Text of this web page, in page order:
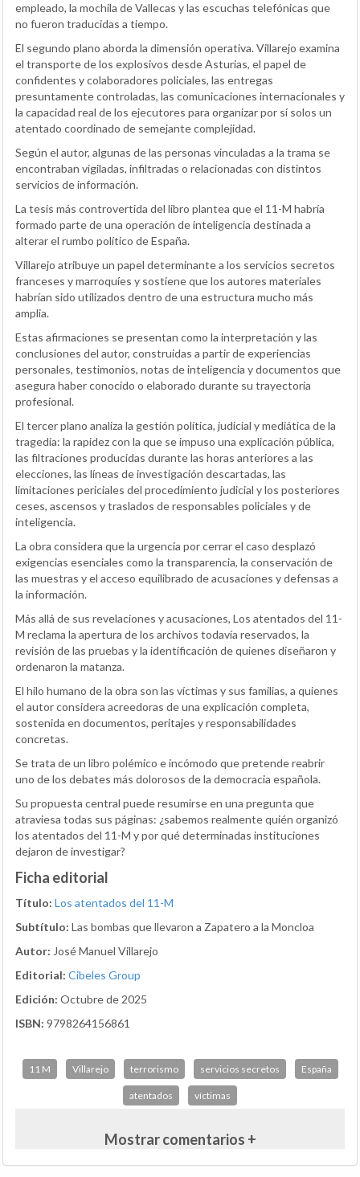
empleado, la mochila de Vallecas y las escuchas telefónicas que
no fueron traducidas a tiempo.
El segundo plano aborda la dimensión operativa. Villarejo examina
el transporte de los explosivos desde Asturias, el papel de
confidentes y colaboradores policiales, las entregas
presuntamente controladas, las comunicaciones internacionales y
la capacidad real de los ejecutores para organizar por sí solos un
atentado coordinado de semejante complejidad.
Según el autor, algunas de las personas vinculadas a la trama se
encontraban vigiladas, infiltradas o relacionadas con distintos
servicios de información.
La tesis más controvertida del libro plantea que el 11-M habría
formado parte de una operación de inteligencia destinada a
alterar el rumbo político de España.
Villarejo atribuye un papel determinante a los servicios secretos
franceses y marroquíes y sostiene que los autores materiales
habrían sido utilizados dentro de una estructura mucho más
amplia.
Estas afirmaciones se presentan como la interpretación y las
conclusiones del autor, construidas a partir de experiencias
personales, testimonios, notas de inteligencia y documentos que
asegura haber conocido o elaborado durante su trayectoria
profesional.
El tercer plano analiza la gestión política, judicial y mediática de la
tragedia: la rapidez con la que se impuso una explicación pública,
las filtraciones producidas durante las horas anteriores a las
elecciones, las líneas de investigación descartadas, las
limitaciones periciales del procedimiento judicial y los posteriores
ceses, ascensos y traslados de responsables policiales y de
inteligencia.
La obra considera que la urgencia por cerrar el caso desplazó
exigencias esenciales como la transparencia, la conservación de
las muestras y el acceso equilibrado de acusaciones y defensas a
la información.
Más allá de sus revelaciones y acusaciones, Los atentados del 11-
M reclama la apertura de los archivos todavía reservados, la
revisión de las pruebas y la identificación de quienes diseñaron y
ordenaron la matanza.
El hilo humano de la obra son las víctimas y sus familias, a quienes
el autor considera acreedoras de una explicación completa,
sostenida en documentos, peritajes y responsabilidades
concretas.
Se trata de un libro polémico e incómodo que pretende reabrir
uno de los debates más dolorosos de la democracia española.
Su propuesta central puede resumirse en una pregunta que
atraviesa todas sus páginas: ¿sabemos realmente quién organizó
los atentados del 11-M y por qué determinadas instituciones
dejaron de investigar?
Ficha editorial
Título: Los atentados del 11-M
Subtítulo: Las bombas que llevaron a Zapatero a la Moncloa
Autor: José Manuel Villarejo
Editorial: Cibeles Group
Edición: Octubre de 2025
ISBN: 9798264156861
11 M Villarejo terrorismo servicios secretos España
atentados víctimas
Mostrar comentarios +